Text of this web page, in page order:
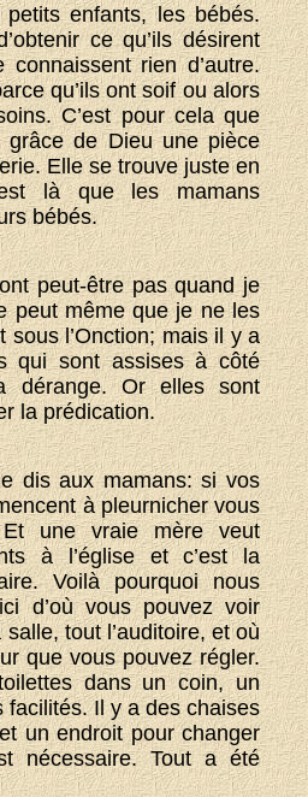
enfants, les bébés.
ce qu’ils désirent
rien d’autre.
qu’ils ont soif ou alors
C’est pour cela que
de Dieu une pièce
Elle se trouve juste en
là que les mamans
bébés.
peut-être pas quand je
peut même que je ne les
sous l’Onction; mais il y a
qui sont assises à côté
dérange. Or elles sont
la prédication.
dis aux mamans: si vos
à pleurnicher vous
une vraie mère veut
à l’église et c’est la
Voilà pourquoi nous
d’où vous pouvez voir
tout l’auditoire, et où
que vous pouvez régler.
dans un coin, un
facilités. Il y a des chaises
un endroit pour changer
nécessaire. Tout a été